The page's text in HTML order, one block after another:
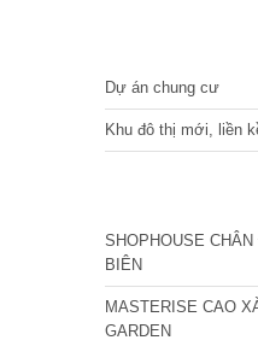
Dự án chung cư
Khu đô thị mới, liền
SHOPHOUSE
BIÊN
MASTERISE CAO
GARDEN